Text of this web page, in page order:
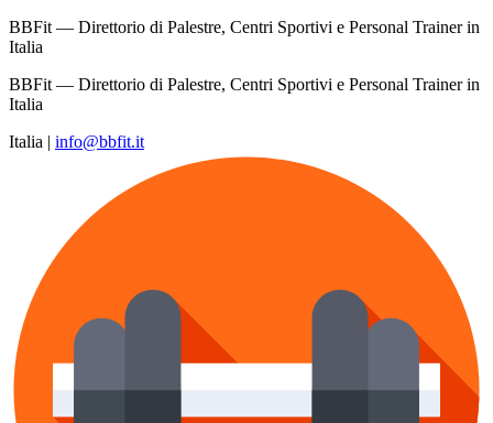
BBFit — Direttorio di Palestre, Centri Sportivi e Personal Trainer in
Italia
BBFit — Direttorio di Palestre, Centri Sportivi e Personal Trainer in
Italia
Italia | info@bbfit.it